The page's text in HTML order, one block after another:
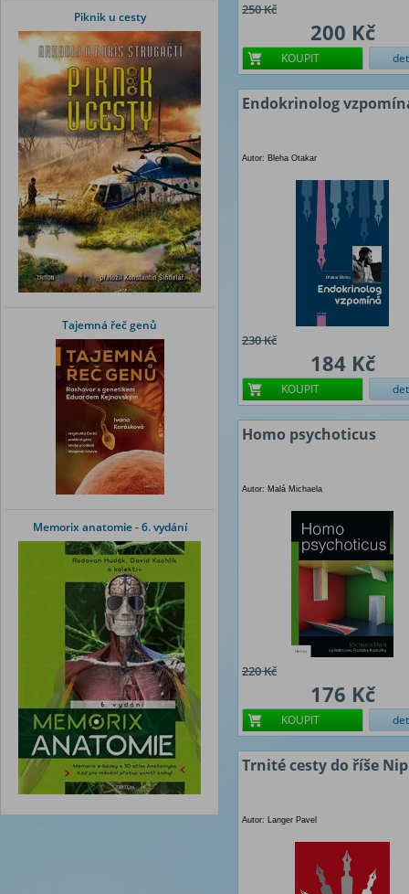
Piknik u cesty
Tajemná řeč genů
Memorix anatomie - 6. vydání
250 Kč
200 Kč
KOUPIT
Endokrinolog
Autor: Bleha Otakar
230 Kč
184 Kč
KOUPIT
Homo psychoticus
Autor: Malá Michaela
220 Kč
176 Kč
KOUPIT
Trnité cesty do říše
Autor: Langer Pavel